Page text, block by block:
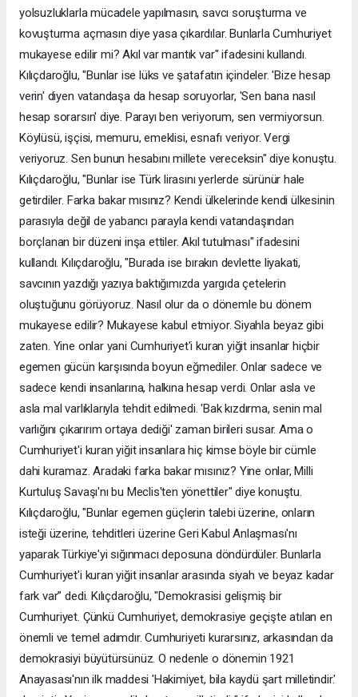
yolsuzluklarla mücadele yapılmasın, savcı soruşturma ve
kovuşturma açmasın diye yasa çıkardılar. Bunlarla Cumhuriyet
mukayese edilir mi? Akıl var mantık var" ifadesini kullandı.
Kılıçdaroğlu, "Bunlar ise lüks ve şatafatın içindeler. 'Bize hesap
verin' diyen vatandaşa da hesap soruyorlar, 'Sen bana nasıl
hesap sorarsın' diye. Parayı ben veriyorum, sen vermiyorsun.
Köylüsü, işçisi, memuru, emeklisi, esnafı veriyor. Vergi
veriyoruz. Sen bunun hesabını millete vereceksin" diye konuştu.
Kılıçdaroğlu, "Bunlar ise Türk lirasını yerlerde sürünür hale
getirdiler. Farka bakar mısınız? Kendi ülkelerinde kendi ülkesinin
parasıyla değil de yabancı parayla kendi vatandaşından
borçlanan bir düzeni inşa ettiler. Akıl tutulması" ifadesini
kullandı. Kılıçdaroğlu, "Burada ise bırakın devlette liyakati,
savcının yazdığı yazıya baktığımızda yargıda çetelerin
oluştuğunu görüyoruz. Nasıl olur da o dönemle bu dönem
mukayese edilir? Mukayese kabul etmiyor. Siyahla beyaz gibi
zaten. Yine onlar yani Cumhuriyet'i kuran yiğit insanlar hiçbir
egemen gücün karşısında boyun eğmediler. Onlar sadece ve
sadece kendi insanlarına, halkına hesap verdi. Onlar asla ve
asla mal varlıklarıyla tehdit edilmedi. 'Bak kızdırma, senin mal
varlığını çıkarırım ortaya dediği' zaman birileri susar. Ama o
Cumhuriyet'i kuran yiğit insanlara hiç kimse böyle bir cümle
dahi kuramaz. Aradaki farka bakar mısınız? Yine onlar, Milli
Kurtuluş Savaşı'nı bu Meclis'ten yönettiler" diye konuştu.
Kılıçdaroğlu, "Bunlar egemen güçlerin talebi üzerine, onların
isteği üzerine, tehditleri üzerine Geri Kabul Anlaşması'nı
yaparak Türkiye'yi sığınmacı deposuna döndürdüler. Bunlarla
Cumhuriyet'i kuran yiğit insanlar arasında siyah ve beyaz kadar
fark var” dedi. Kılıçdaroğlu, "Demokrasisi gelişmiş bir
Cumhuriyet. Çünkü Cumhuriyet, demokrasiye geçişte atılan en
önemli ve temel adımdır. Cumhuriyeti kurarsınız, arkasından da
demokrasiyi büyütürsünüz. O nedenle o dönemin 1921
Anayasası'nın ilk maddesi 'Hakimiyet, bila kaydü şart milletindir.'